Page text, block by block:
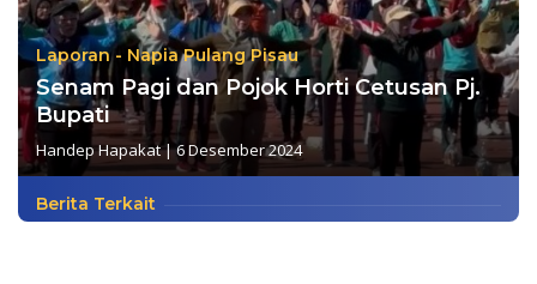
Laporan - Napia Pulang Pisau
Senam Pagi dan Pojok Horti Cetusan Pj.
Bupati
Handep Hapakat|6 Desember 2024
Berita Terkait